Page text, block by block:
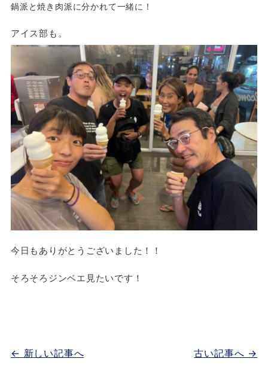
鍋派と焼き肉派に分かれて一緒に！
アイス部も。
今日もありがとうございました！！
そろそろジンベエ見たいです！
古い記事へ →
← 新しい記事へ